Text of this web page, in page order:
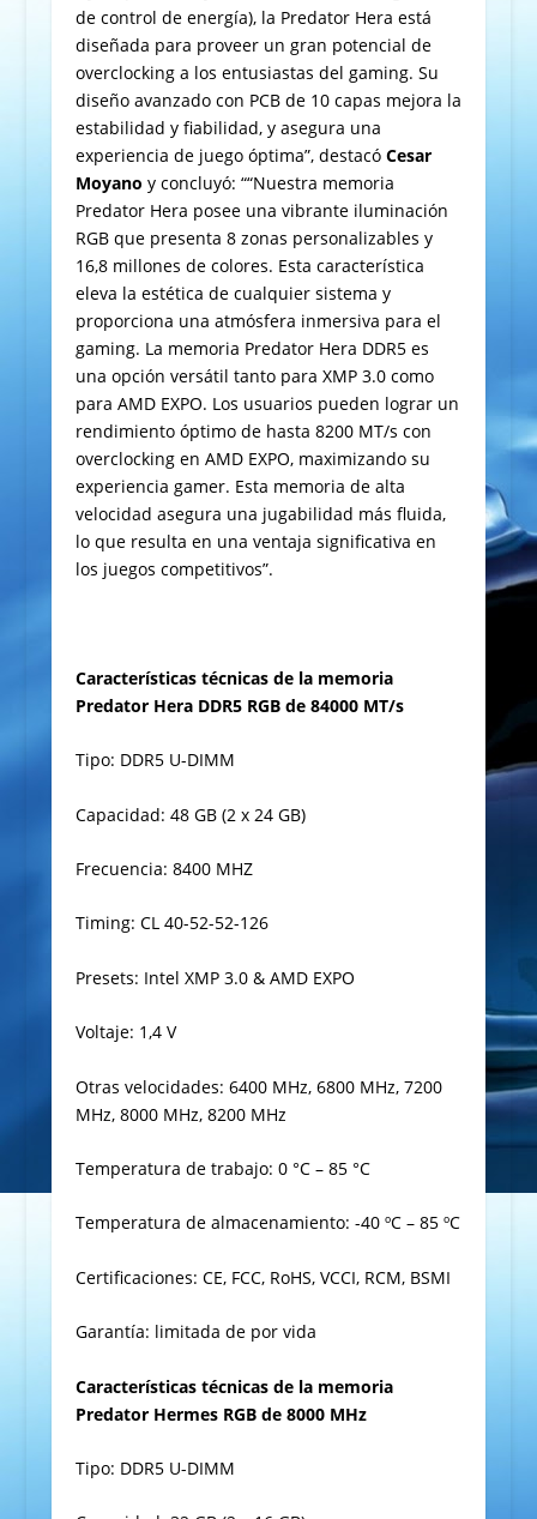
de control de energía), la Predator Hera está
diseñada para proveer un gran potencial de
overclocking a los entusiastas del gaming. Su
diseño avanzado con PCB de 10 capas mejora la
estabilidad y fiabilidad, y asegura una
experiencia de juego óptima”, destacó Cesar
Moyano y concluyó: ““Nuestra memoria
Predator Hera posee una vibrante iluminación
RGB que presenta 8 zonas personalizables y
16,8 millones de colores. Esta característica
eleva la estética de cualquier sistema y
proporciona una atmósfera inmersiva para el
gaming. La memoria Predator Hera DDR5 es
una opción versátil tanto para XMP 3.0 como
para AMD EXPO. Los usuarios pueden lograr un
rendimiento óptimo de hasta 8200 MT/s con
overclocking en AMD EXPO, maximizando su
experiencia gamer. Esta memoria de alta
velocidad asegura una jugabilidad más fluida,
lo que resulta en una ventaja significativa en
los juegos competitivos”.
Características técnicas de la memoria
Predator Hera DDR5 RGB de 84000 MT/s
Tipo: DDR5 U-DIMM
Capacidad: 48 GB (2 x 24 GB)
Frecuencia: 8400 MHZ
Timing: CL 40-52-52-126
Presets: Intel XMP 3.0 & AMD EXPO
Voltaje: 1,4 V
Otras velocidades: 6400 MHz, 6800 MHz, 7200
MHz, 8000 MHz, 8200 MHz
Temperatura de trabajo: 0 °C – 85 °C
Temperatura de almacenamiento: -40 ºC – 85 ºC
Certificaciones: CE, FCC, RoHS, VCCI, RCM, BSMI
Garantía: limitada de por vida
Características técnicas de la memoria
Predator Hermes RGB de 8000 MHz
Tipo: DDR5 U-DIMM